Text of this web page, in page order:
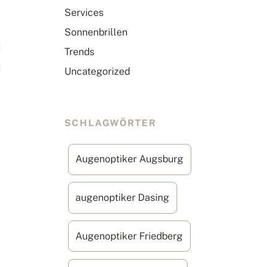
Services
Sonnenbrillen
Trends
Uncategorized
SCHLAGWÖRTER
Augenoptiker Augsburg
augenoptiker Dasing
Augenoptiker Friedberg